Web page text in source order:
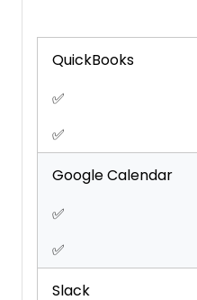
Workflow Management
QuickBooks
✅
✅
Google Calendar
✅
✅
Slack